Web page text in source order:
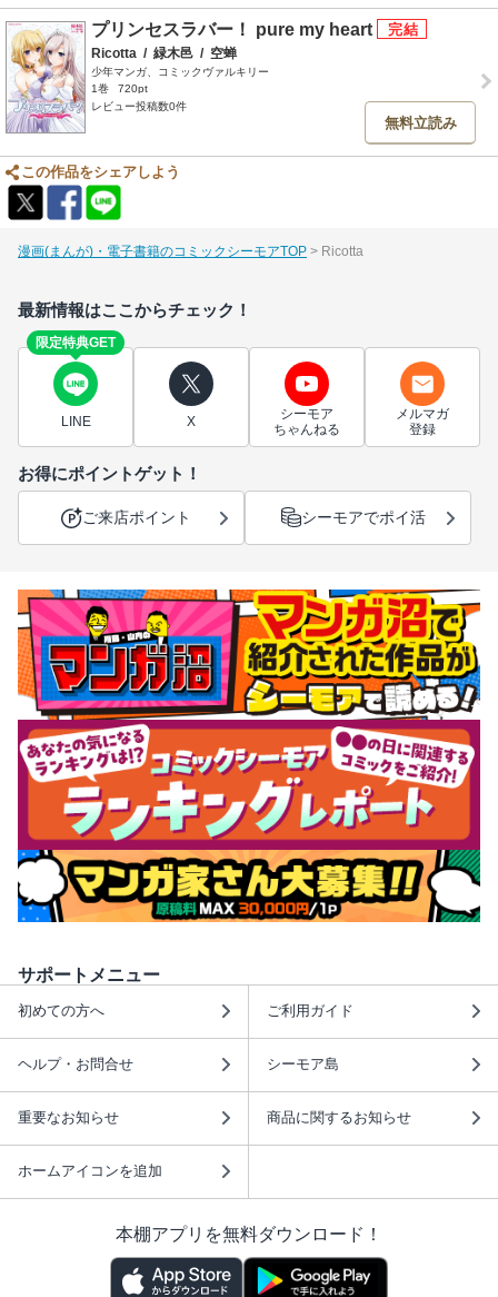
プリンセスラバー！ pure my heart
Ricotta / 緑木邑 / 空蝉
少年マンガ、コミックヴァルキリー
1巻
720pt
レビュー投稿数0件
無料立読み
この作品をシェアしよう
漫画(まんが)・電子書籍のコミックシーモアTOP Ricotta
最新情報はここからチェック！
限定特典GET
LINE X
シーモア
ちゃんねる
メルマガ
登録
お得にポイントゲット！
ご来店ポイント シーモアでポイ活
サポートメニュー
初めての方へ ご利用ガイド
ヘルプ・お問合せ シーモア島
重要なお知らせ 商品に関するお知らせ
ホームアイコンを追加
本棚アプリを無料ダウンロード！